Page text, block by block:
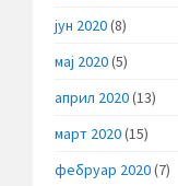
јун 2020(8)
мај 2020(5)
април 2020(13)
март 2020(15)
фебруар 2020(7)